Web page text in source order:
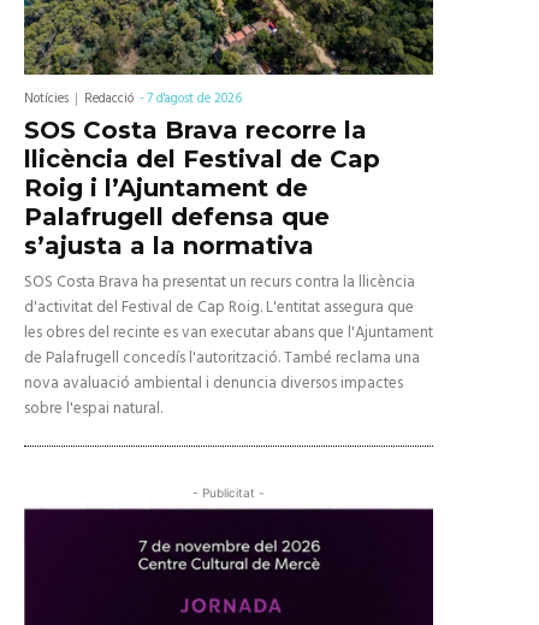
Notícies Redacció -7 d'agost de 2026
SOS Costa Brava recorre la
llicència del Festival de Cap
Roig i l’Ajuntament de
Palafrugell defensa que
s’ajusta a la normativa
SOS Costa Brava ha presentat un recurs contra la llicència
d'activitat del Festival de Cap Roig. L'entitat assegura que
les obres del recinte es van executar abans que l'Ajuntament
de Palafrugell concedís l'autorització. També reclama una
nova avaluació ambiental i denuncia diversos impactes
sobre l'espai natural.
- Publicitat -